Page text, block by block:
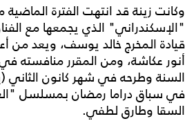
وكانت زينة قد انتهت الفترة
"الإسكندراني" الذي يجمعها مع
قيادة المخرج خالد يوسف، ويعد من
أنور عكاشة، ومن المقرر منافسته
السنة وطرحه في شهر كانون الثاني
في سباق دراما رمضان بمسلسل
السقا وطارق لطفي.